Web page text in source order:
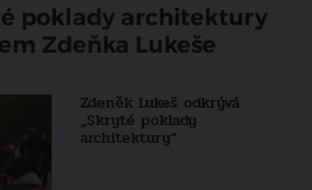
poklady architektury
Zdeňka Lukeše
Zdeněk Lukeš odkrývá
„Skryté poklady
architektury“